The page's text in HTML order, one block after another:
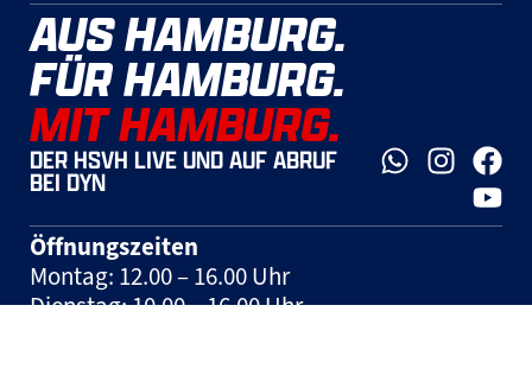
AUS HAMBURG.
FÜR HAMBURG.
MIT HAMBURG.
DER HSVH LIVE UND AUF ABRUF
BEI DYN
Öffnungszeiten
Montag: 12.00 – 16.00 Uhr
Dienstag: 10.00 – 16.00 Uhr